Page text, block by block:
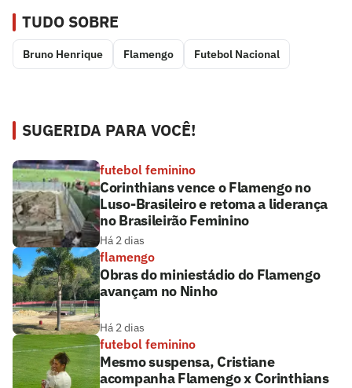
TUDO SOBRE
Bruno Henrique Flamengo Futebol Nacional
SUGERIDA PARA VOCÊ!
futebol feminino
Corinthians vence o Flamengo no
Luso-Brasileiro e retoma a liderança
no Brasileirão Feminino
Há 2 dias
flamengo
Obras do miniestádio do Flamengo
avançam no Ninho
Há 2 dias
futebol feminino
Mesmo suspensa, Cristiane
acompanha Flamengo x Corinthians